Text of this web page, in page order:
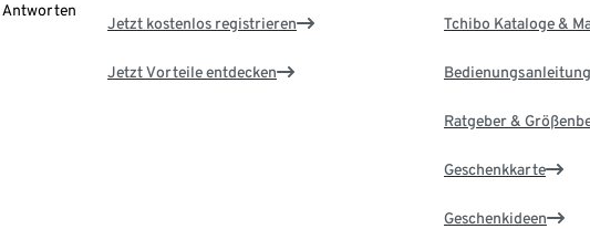
Antworten
Jetzt kostenlos registrieren
Jetzt Vorteile entdecken
Tchibo Kataloge &
Ratgeber &
Geschenkkarte
Geschenkideen